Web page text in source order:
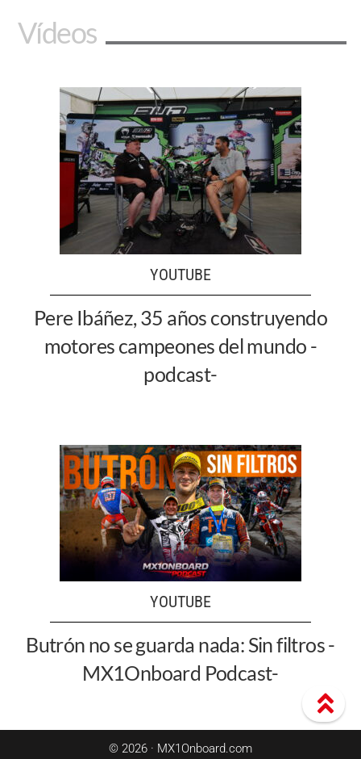
Vídeos
YOUTUBE
Pere Ibáñez, 35 años construyendo
motores campeones del mundo -
podcast-
YOUTUBE
Butrón no se guarda nada: Sin filtros -
MX1Onboard Podcast-
© 2026 · MX1Onboard.com